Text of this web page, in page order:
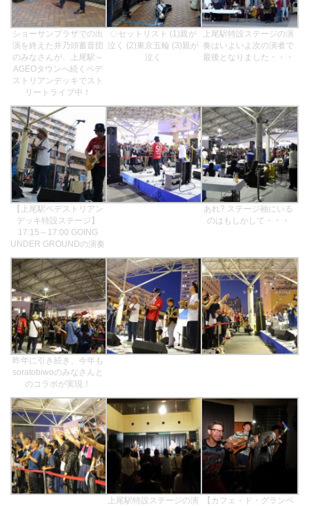
ショーサンプラザでの出
演を終えた井乃頭蓄音団
のみなさんが、上尾駅～
AGEOタウンへ続くペデ
ストリアンデッキでスト
リートライブ中！
◇セットリスト (1)親が
泣く (2)東京五輪 (3)親が
泣く
上尾駅特設ステージの演
奏はいよいよ次の演者で
最後となりました・・・
【上尾駅ペデストリアン
デッキ特設ステージ】
17:15～17:00 GOING
UNDER GROUNDの演奏
あれ? ステージ袖にいる
のはもしかして・・・
昨年に引き続き、今年も
soratobiwoのみなさんと
のコラボが実現！
上尾駅特設ステージの演
【カフェ・ド・グランベ